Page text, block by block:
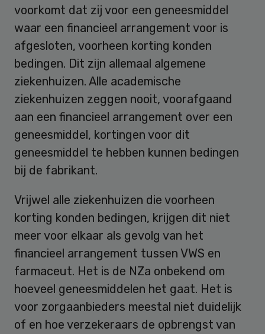
voorkomt dat zij voor een geneesmiddel
waar een financieel arrangement voor is
afgesloten, voorheen korting konden
bedingen. Dit zijn allemaal algemene
ziekenhuizen. Alle academische
ziekenhuizen zeggen nooit, voorafgaand
aan een financieel arrangement over een
geneesmiddel, kortingen voor dit
geneesmiddel te hebben kunnen bedingen
bij de fabrikant.
Vrijwel alle ziekenhuizen die voorheen
korting konden bedingen, krijgen dit niet
meer voor elkaar als gevolg van het
financieel arrangement tussen VWS en
farmaceut. Het is de NZa onbekend om
hoeveel geneesmiddelen het gaat. Het is
voor zorgaanbieders meestal niet duidelijk
of en hoe verzekeraars de opbrengst van